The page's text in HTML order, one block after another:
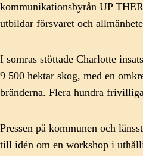
kommunikationsbyrån UP
utbildar försvaret och
I somras stöttade Charlotte
9 500 hektar skog, med en
bränderna. Flera hundra
Pressen på kommunen och
till idén om en workshop i